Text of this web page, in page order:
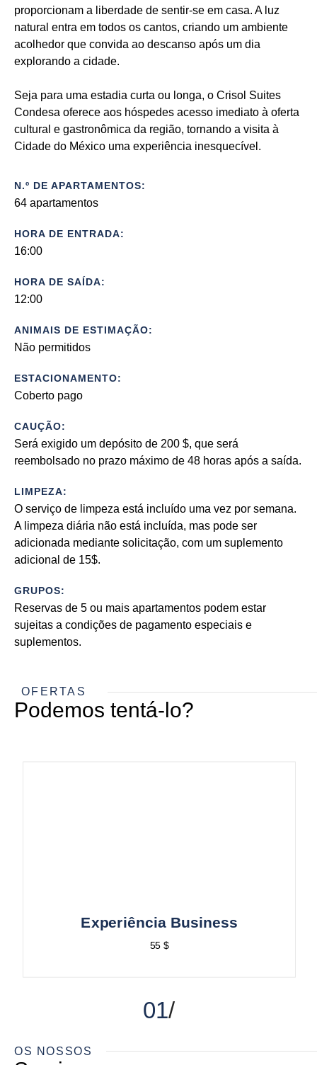
proporcionam a liberdade de sentir-se em casa. A luz
natural entra em todos os cantos, criando um ambiente
acolhedor que convida ao descanso após um dia
explorando a cidade.
Seja para uma estadia curta ou longa, o Crisol Suites
Condesa oferece aos hóspedes acesso imediato à oferta
cultural e gastronômica da região, tornando a visita à
Cidade do México uma experiência inesquecível.
N.º DE APARTAMENTOS:
64 apartamentos
HORA DE ENTRADA:
16:00
HORA DE SAÍDA:
12:00
ANIMAIS DE ESTIMAÇÃO:
Não permitidos
ESTACIONAMENTO:
Coberto pago
CAUÇÃO:
Será exigido um depósito de 200 $, que será
reembolsado no prazo máximo de 48 horas após a saída.
LIMPEZA:
O serviço de limpeza está incluído uma vez por semana.
A limpeza diária não está incluída, mas pode ser
adicionada mediante solicitação, com um suplemento
adicional de 15$.
GRUPOS:
Reservas de 5 ou mais apartamentos podem estar
sujeitas a condições de pagamento especiais e
suplementos.
OFERTAS
Podemos tentá-lo?
01
Experiência Business
55 $
OS NOSSOS